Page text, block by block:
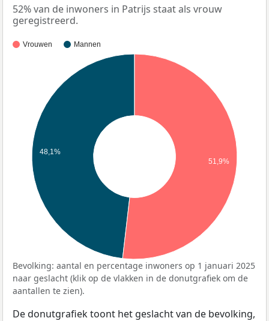
52% van de inwoners in Patrijs staat als vrouw
geregistreerd.
Vrouwen Mannen
48,1%
51,9%
Bevolking: aantal en percentage inwoners op 1 januari 2025
naar geslacht (klik op de vlakken in de donutgrafiek om de
aantallen te zien).
De donutgrafiek toont het geslacht van de bevolking,